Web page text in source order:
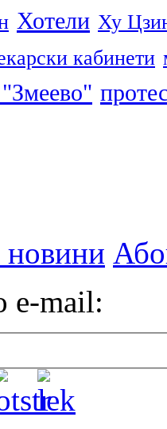
Хотели Ху
кабинети
новини
e-mail: